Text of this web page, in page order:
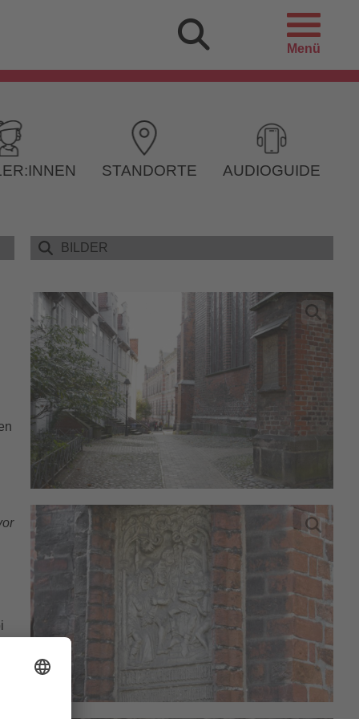
Menü
STANDORTE AUDIOGUIDE
BILDER